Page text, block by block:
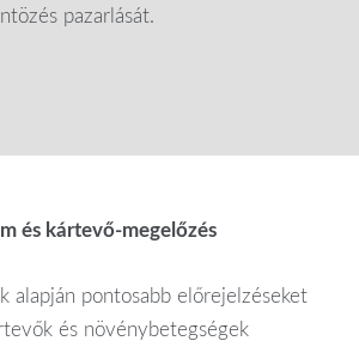
pazarlását.
és kártevő-megelőzés
alapján pontosabb előrejelzéseket
és növénybetegségek